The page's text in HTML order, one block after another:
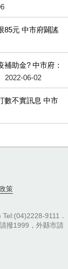
85元 中市府闢謠
補助金? 中市府：
2022-06-02
數不實訊息 中市
策
Tel:(04)2228-9111．
撥1999，外縣市請